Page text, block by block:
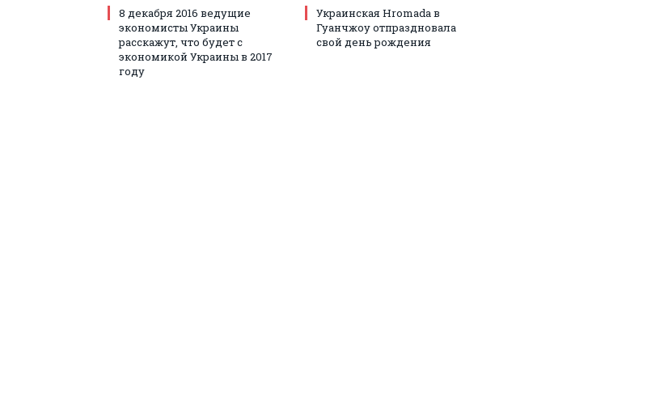
8 декабря 2016 ведущие
экономисты Украины
расскажут, что будет с
экономикой Украины в 2017
году
Украинская Hromada в
Гуанчжоу отпраздновала
свой день рождения